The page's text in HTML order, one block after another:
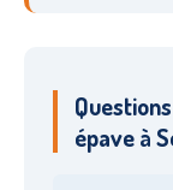
épave à